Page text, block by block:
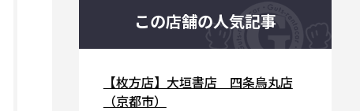
この店舗の人気記事
【枚方店】大垣書店 四条烏丸店
（京都市）